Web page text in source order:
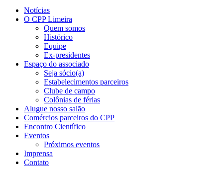
Notícias
O CPP Limeira
Quem somos
Histórico
Equipe
Ex-presidentes
Espaço do associado
Seja sócio(a)
Estabelecimentos parceiros
Clube de campo
Colônias de férias
Alugue nosso salão
Comércios parceiros do CPP
Encontro Científico
Eventos
Próximos eventos
Imprensa
Contato